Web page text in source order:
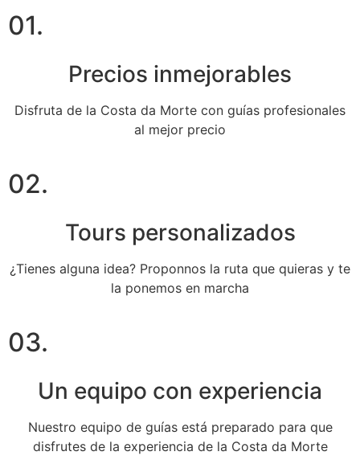
01.
Precios inmejorables
Disfruta de la Costa da Morte con guías profesionales
al mejor precio
02.
Tours personalizados
¿Tienes alguna idea? Proponnos la ruta que quieras y te
la ponemos en marcha
03.
Un equipo con experiencia
Nuestro equipo de guías está preparado para que
disfrutes de la experiencia de la Costa da Morte